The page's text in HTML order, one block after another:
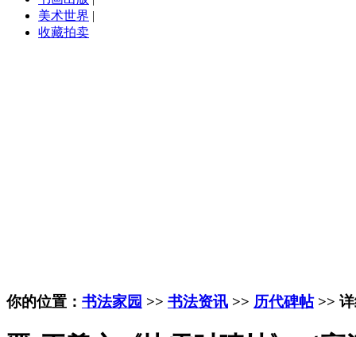
美术世界 |
收藏拍卖
你的位置： 书法家园 >> 书法资讯 >> 历代碑帖>>